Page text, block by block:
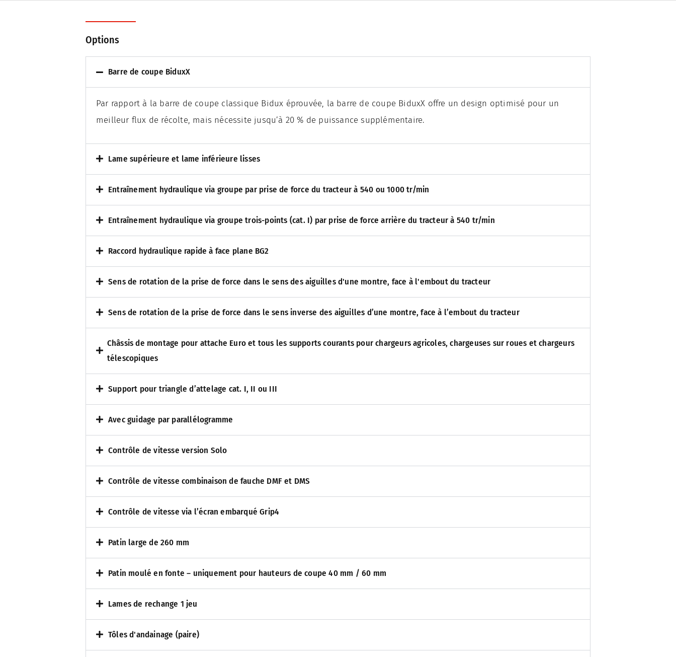
Options
Barre de coupe BiduxX
Par rapport à la barre de coupe classique Bidux éprouvée, la barre de coupe BiduxX offre un design optimisé pour un
meilleur flux de récolte, mais nécessite jusqu’à 20 % de puissance supplémentaire.
Lame supérieure et lame inférieure lisses
Entraînement hydraulique via groupe par prise de force du tracteur à 540 ou 1000 tr/min
Entraînement hydraulique via groupe trois-points (cat. I) par prise de force arrière du tracteur à 540 tr/min
Raccord hydraulique rapide à face plane BG2
Sens de rotation de la prise de force dans le sens des aiguilles d'une montre, face à l'embout du tracteur
Sens de rotation de la prise de force dans le sens inverse des aiguilles d’une montre, face à l’embout du tracteur
Châssis de montage pour attache Euro et tous les supports courants pour chargeurs agricoles, chargeuses sur roues et chargeurs
télescopiques
Support pour triangle d’attelage cat. I, II ou III
Avec guidage par parallélogramme
Contrôle de vitesse version Solo
Contrôle de vitesse combinaison de fauche DMF et DMS
Contrôle de vitesse via l’écran embarqué Grip4
Patin large de 260 mm
Patin moulé en fonte – uniquement pour hauteurs de coupe 40 mm / 60 mm
Lames de rechange 1 jeu
Tôles d'andainage (paire)